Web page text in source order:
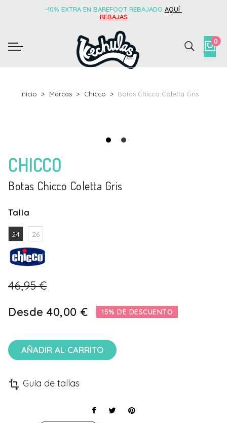
-10% EXTRA EN BAREFOOT REBAJADO AQUÍ
REBAJAS
0
Inicio Marcas Chicco Botas Chicco Coletta Gris
CHICCO
Botas Chicco Coletta Gris
Talla
24 26
46,95 €
Desde 40,00 € 15% DE DESCUENTO
AÑADIR AL CARRITO
transform Guía de tallas